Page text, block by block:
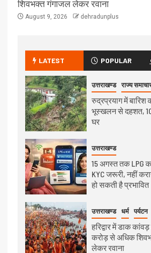
शिवभक्त गंगाजल लेकर रवाना
August 9, 2026 dehradunplus
LATEST POPULAR
उत्तराखण्ड राज्य
रुद्रप्रयाग में बारिश
भूस्खलन से दहशत, 10
घर
उत्तराखण्ड
15 अगस्त तक LPG
KYC जरूरी, नहीं
हो सकती है प्रभावित
उत्तराखण्ड धर्म पर्यटन
हरिद्वार में डाक
करोड़ से अधिक
लेकर रवाना